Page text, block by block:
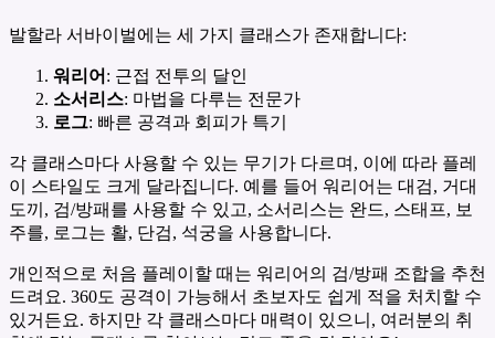
발할라 서바이벌에는 세 가지 클래스가 존재합니다:
워리어 : 근접 전투의 달인
소서리스: 마법을 다루는 전문가
로그: 빠른 공격과 회피가 특기
각 클래스마다 사용할 수 있는 무기가 다르며, 이에 따라 플레
이 스타일도 크게 달라집니다. 예를 들어 워리어는 대검, 거대
도끼, 검/방패를 사용할 수 있고, 소서리스는 완드, 스태프, 보
주를, 로그는 활, 단검, 석궁을 사용합니다.
개인적으로 처음 플레이할 때는 워리어의 검/방패 조합을 추천
드려요. 360도 공격이 가능해서 초보자도 쉽게 적을 처치할 수
있거든요. 하지만 각 클래스마다 매력이 있으니, 여러분의 취